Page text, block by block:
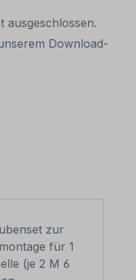
ausgeschlossen.
Download-